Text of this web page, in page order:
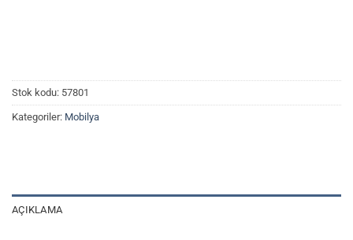
Stok kodu: 57801
Kategoriler: Mobilya
AÇIKLAMA